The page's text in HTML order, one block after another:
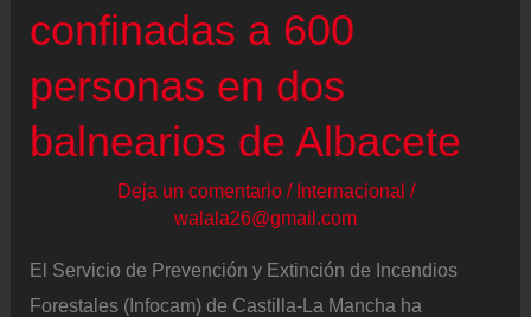
sufridas
la
calle
confinadas a 600
personas en dos
balnearios de Albacete
Deja un comentario / Internacional /
walala26@gmail.com
El Servicio de Prevención y Extinción de Incendios
Forestales (Infocam) de Castilla-La Mancha ha